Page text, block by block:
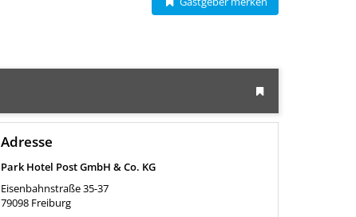
Adresse
Park Hotel Post GmbH & Co. KG
Eisenbahnstraße 35-37
79098 Freiburg